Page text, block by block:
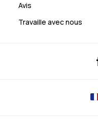
Avis
Travaille avec nous